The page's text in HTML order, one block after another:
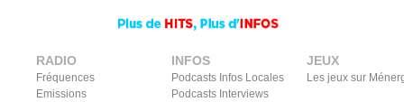
RADIO
Fréquences
Emissions
INFOS
Podcasts Infos Locales
Podcasts Interviews
JEUX
Les jeux sur